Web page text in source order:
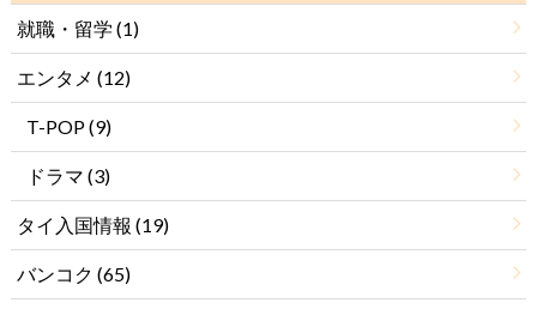
就職・留学 (1)
エンタメ (12)
T-POP(9)
ドラマ (3)
タイ入国情報 (19)
バンコク (65)